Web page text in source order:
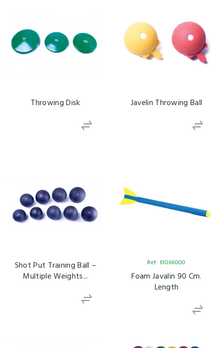
Throwing Disk Javelin Throwing Ball
Shot Put Training Ball –
Multiple Weights...
Ref: 61066000
Foam Javalin 90 Cm.
Length